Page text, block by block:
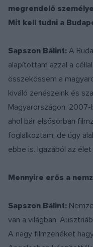
megrendelő
Mit kell tudni a
Sapszon Bálint: A
alapítottam azzal a
összekössem a
kiváló zenészeink és
Magyarországon.
ahol bár elsősorban
foglalkoztam, de úgy
ebbe is. Igazából az
Mennyire erős a
Sapszon Bálint:
van a világban,
A nagy filmzenéket